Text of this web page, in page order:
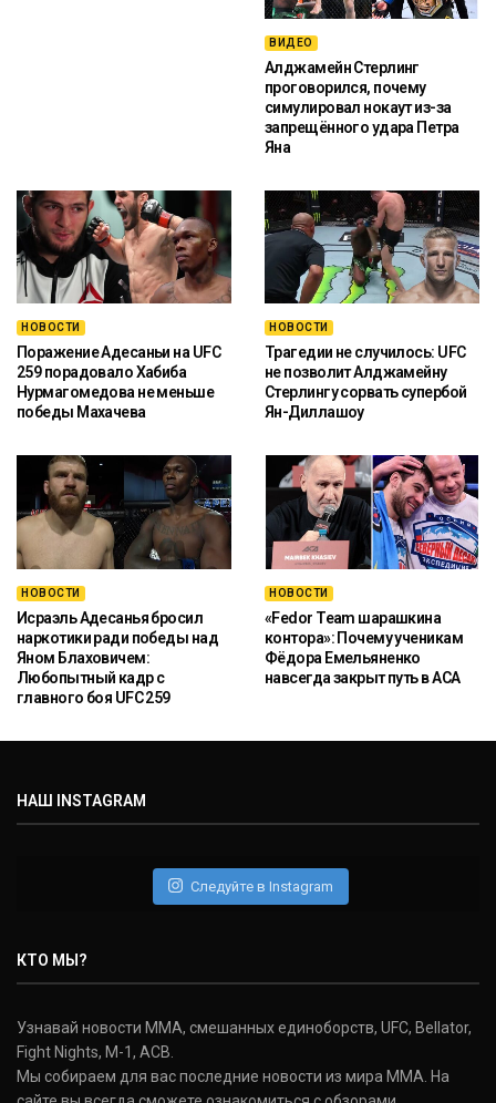
ВИДЕО
Алджамейн Стерлинг
проговорился, почему
симулировал нокаут из-за
запрещённого удара Петра
Яна
НОВОСТИ
Поражение Адесаньи на UFC
259 порадовало Хабиба
Нурмагомедова не меньше
победы Махачева
НОВОСТИ
Трагедии не случилось: UFC
не позволит Алджамейну
Стерлингу сорвать супербой
Ян-Диллашоу
НОВОСТИ
Исраэль Адесанья бросил
наркотики ради победы над
Яном Блаховичем:
Любопытный кадр с
главного боя UFC 259
НОВОСТИ
«Fedor Team шарашкина
контора»: Почему ученикам
Фёдора Емельяненко
навсегда закрыт путь в ACA
НАШ INSTAGRAM
Следуйте в Instagram
КТО МЫ?
Узнавай новости ММА, смешанных единоборств, UFC, Bellator,
Fight Nights, M-1, ACB.
Мы собираем для вас последние новости из мира ММА. На